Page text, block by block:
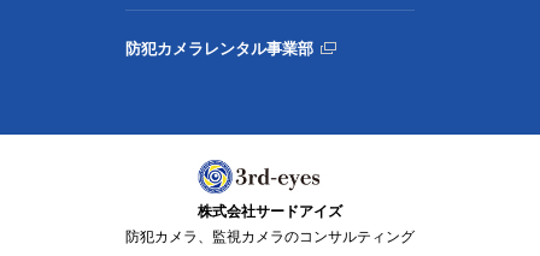
防犯カメラレンタル事業部
株式会社サードアイズ
防犯カメラ、監視カメラのコンサルティング